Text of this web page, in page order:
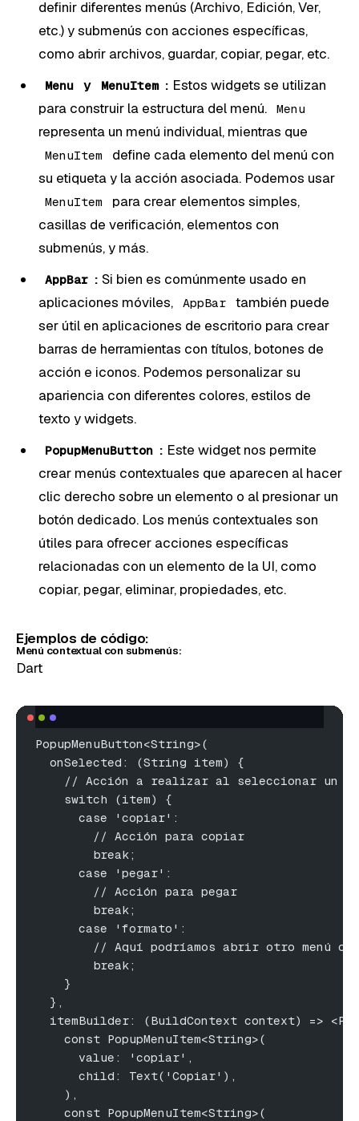
definir diferentes menús (Archivo, Edición, Ver,
etc.) y submenús con acciones específicas,
como abrir archivos, guardar, copiar, pegar, etc.
Menu y MenuItem : Estos widgets se utilizan
para construir la estructura del menú.
Menu
representa un menú individual, mientras que
MenuItem
define cada elemento del menú con
su etiqueta y la acción asociada. Podemos usar
MenuItem
para crear elementos simples,
casillas de verificación, elementos con
submenús, y más.
AppBar : Si bien es comúnmente usado en
aplicaciones móviles,
AppBar
también puede
ser útil en aplicaciones de escritorio para crear
barras de herramientas con títulos, botones de
acción e iconos. Podemos personalizar su
apariencia con diferentes colores, estilos de
texto y widgets.
PopupMenuButton : Este widget nos permite
crear menús contextuales que aparecen al hacer
clic derecho sobre un elemento o al presionar un
botón dedicado. Los menús contextuales son
útiles para ofrecer acciones específicas
relacionadas con un elemento de la UI, como
copiar, pegar, eliminar, propiedades, etc.
Ejemplos de código:
Menú contextual con submenús:
Dart
PopupMenuButton<String>(
  onSelected: (String item) {
// Acción a realizar al seleccionar un
    switch (item) {
      case 'copiar':
        // Acción para copiar
        break;
      case 'pegar':
        // Acción para pegar
        break;
      case 'formato':
// Aquí podríamos abrir otro menú o
        break;
    }
  },
itemBuilder: (BuildContext context) =>
    const PopupMenuItem<String>(
      value: 'copiar',
      child: Text('Copiar'),
    ),
    const PopupMenuItem<String>(